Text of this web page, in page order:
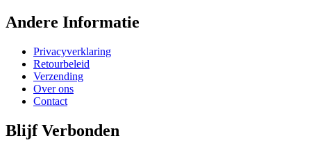
Andere Informatie
Privacyverklaring
Retourbeleid
Verzending
Over ons
Contact
Blijf Verbonden